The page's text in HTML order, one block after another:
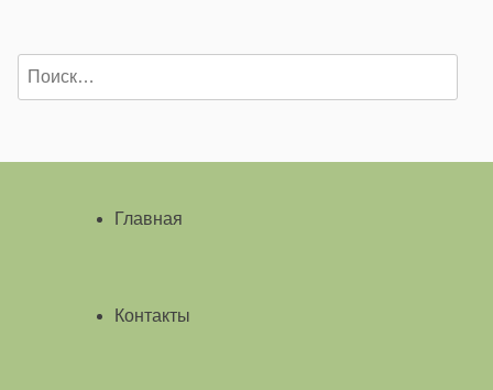
Найти:
Главная
Контакты